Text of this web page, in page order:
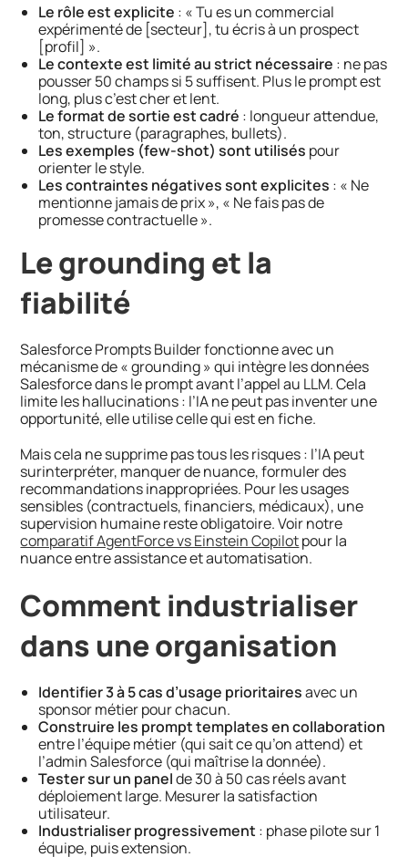
Le rôle est explicite : « Tu es un commercial
expérimenté de [secteur], tu écris à un prospect
[profil] ».
Le contexte est limité au strict nécessaire : ne pas
pousser 50 champs si 5 suffisent. Plus le prompt est
long, plus c’est cher et lent.
Le format de sortie est cadré : longueur attendue,
ton, structure (paragraphes, bullets).
Les exemples (few-shot) sont utilisés pour
orienter le style.
Les contraintes négatives sont explicites : « Ne
mentionne jamais de prix », « Ne fais pas de
promesse contractuelle ».
Le grounding et la
fiabilité
Salesforce Prompts Builder fonctionne avec un
mécanisme de « grounding » qui intègre les données
Salesforce dans le prompt avant l’appel au LLM. Cela
limite les hallucinations : l’IA ne peut pas inventer une
opportunité, elle utilise celle qui est en fiche.
Mais cela ne supprime pas tous les risques : l’IA peut
surinterpréter, manquer de nuance, formuler des
recommandations inappropriées. Pour les usages
sensibles (contractuels, financiers, médicaux), une
supervision humaine reste obligatoire. Voir notre
comparatif AgentForce vs Einstein Copilotpour la
nuance entre assistance et automatisation.
Comment industrialiser
dans une organisation
Identifier 3 à 5 cas d’usage prioritairesavec un
sponsor métier pour chacun.
Construire les prompt templates en collaboration
entre l’équipe métier (qui sait ce qu’on attend) et
l’admin Salesforce (qui maîtrise la donnée).
Tester sur un panelde 30 à 50 cas réels avant
déploiement large. Mesurer la satisfaction
utilisateur.
Industrialiser progressivement : phase pilote sur 1
équipe, puis extension.